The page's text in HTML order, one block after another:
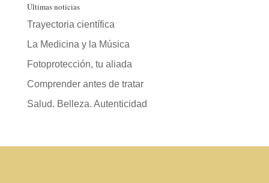
Últimas noticias
Trayectoria científica
La Medicina y la Música
Fotoprotección, tu aliada
Comprender antes de tratar
Salud. Belleza. Autenticidad